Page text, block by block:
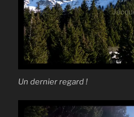
Un dernier regard !